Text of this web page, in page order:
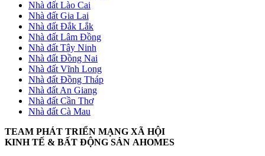
Nhà đất Lào Cai
Nhà đất Gia Lai
Nhà đất Đắk Lắk
Nhà đất Lâm Đồng
Nhà đất Tây Ninh
Nhà đất Đồng Nai
Nhà đất Vĩnh Long
Nhà đất Đồng Tháp
Nhà đất An Giang
Nhà đất Cần Thơ
Nhà đất Cà Mau
TEAM PHÁT TRIỂN MẠNG XÃ HỘI
KINH TẾ & BẤT ĐỘNG SẢN AHOMES